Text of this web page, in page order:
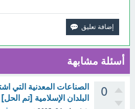
أسئلة مشابهة
0
الصناعات المعدنية التي
البلدان الإسلامية [تم الحل]